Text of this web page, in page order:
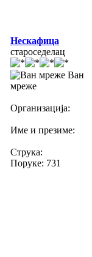
Нескафица
староседелац
Ван
мреже
Организација:
Име и презиме:
Струка:
Поруке: 731